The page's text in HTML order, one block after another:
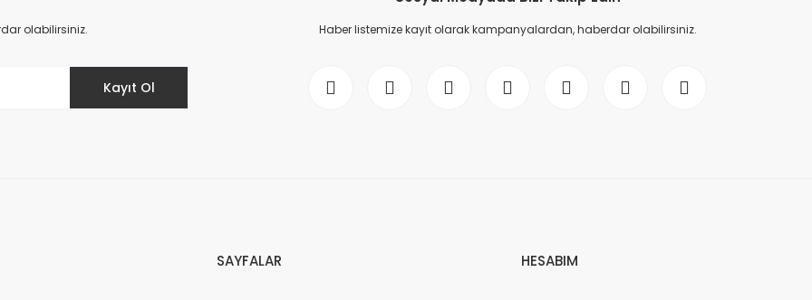
olabilirsiniz.
Kayıt Ol
Haber listemize kayıt olarak kampanyalardan, haberdar olabilirsiniz.
SAYFALAR HESABIM